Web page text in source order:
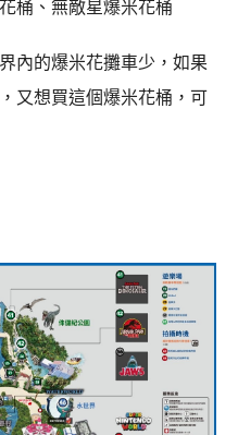
桶、無敵星爆米花桶
內的爆米花攤車少，如果
又想買這個爆米花桶，可